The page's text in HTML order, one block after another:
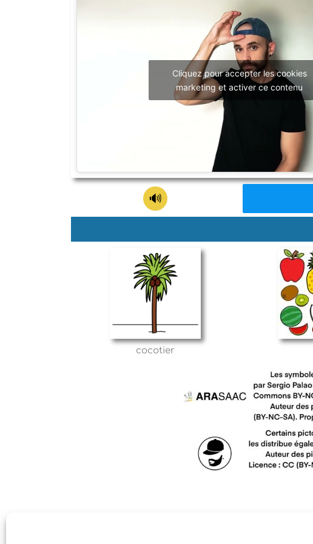
Cliquez pour accepter les cookies
marketing et activer ce contenu
cocotier